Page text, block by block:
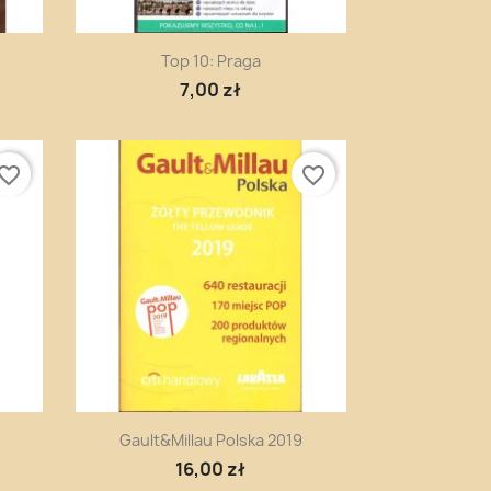
Szybki podgląd
Top 10: Praga
7,00 zł
Szybki podgląd
Gault&Millau Polska 2019
16,00 zł
favorite_border